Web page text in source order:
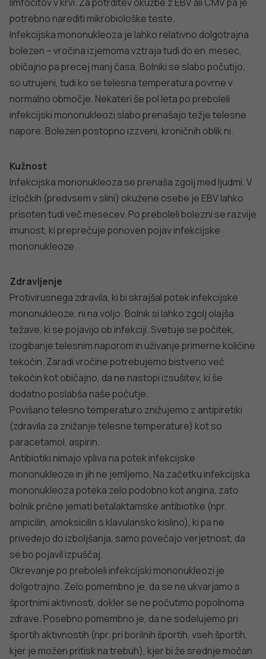
potrebno narediti mikrobiološke teste.
Infekcijska mononukleoza je lahko relativno dolgotrajna
bolezen – vročina izjemoma vztraja tudi do en mesec,
običajno pa precej manj časa. Bolniki se slabo počutijo,
so utrujeni, tudi ko se telesna temperatura povrne v
normalno območje. Nekateri še pol leta po preboleli
infekcijski mononukleozi slabo prenašajo težje telesne
napore. Bolezen postopno izzveni, kroničnih oblik ni.
Kužnost
Infekcijska mononukleoza se prenaša zgolj med ljudmi. V
izločkih (predvsem v slini) okužene osebe je EBV lahko
prisoten tudi več mesecev. Po preboleli bolezni se razvije
imunost, ki preprečuje ponoven pojav infekcijske
mononukleoze.
Zdravljenje
Protivirusnega zdravila, ki bi skrajšal potek infekcijske
mononukleoze, ni na voljo. Bolnik si lahko zgolj olajša
težave, ki se pojavijo ob infekciji. Svetuje se počitek,
izogibanje telesnim naporom in uživanje primerne količine
tekočin. Zaradi vročine potrebujemo bistveno več
tekočin kot običajno, da ne nastopi izsušitev, ki še
dodatno poslabša naše počutje.
Povišano telesno temperaturo znižujemo z antipiretiki
(zdravila za znižanje telesne temperature) kot so
paracetamol, aspirin.
Antibiotiki nimajo vpliva na potek infekcijske
mononukleoze in jih ne jemljemo. Na začetku infekcijska
mononukleoza poteka zelo podobno kot angina, zato
bolnik prične jemati betalaktamske antibiotike (npr.
ampicilin, amoksicilin s klavulansko kislino), ki pa ne
privedejo do izboljšanja, samo povečajo verjetnost, da
se bo pojavil izpuščaj.
Okrevanje po preboleli infekcijski mononukleozi je
dolgotrajno. Zelo pomembno je, da se ne ukvarjamo s
športnimi aktivnosti, dokler se ne počutimo popolnoma
zdrave. Posebno pomembno je, da ne sodelujemo pri
športih aktivnostih (npr. pri borilnih športih, vseh športih,
kjer je možen pritisk na trebuh), kjer bi že srednje močan